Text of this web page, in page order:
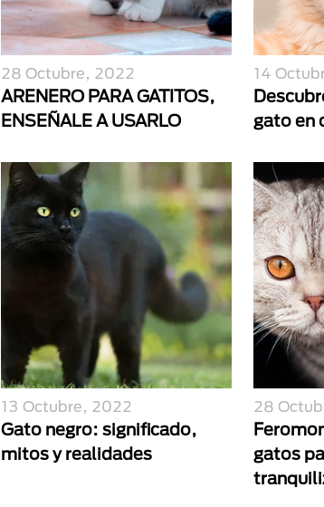
28 Octubre, 2022
ARENERO PARA GATITOS,
ENSEÑALE A USARLO
14
gato en
13 Octubre, 2022
Gato negro: significado,
mitos y realidades
28
gatos